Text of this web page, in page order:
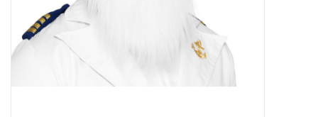
Accessoires